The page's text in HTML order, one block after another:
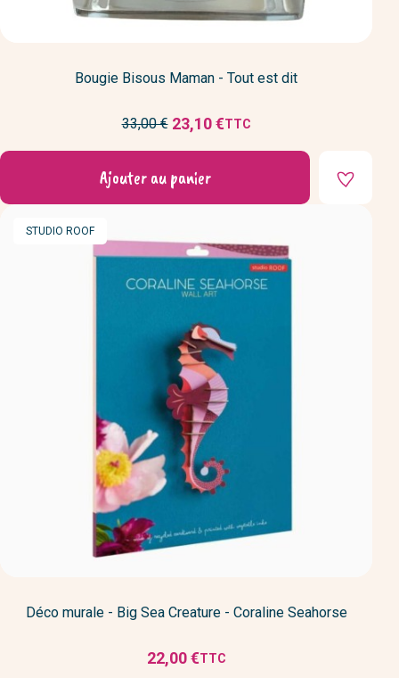
Bougie Bisous Maman - Tout est dit
Prix
base
33,00 €
Prix
réduit
23,10 €TTC
Ajouter au panier
MARQUE
STUDIO ROOF
Déco murale - Big Sea Creature - Coraline Seahorse
Prix
22,00 €TTC